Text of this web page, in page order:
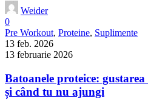
Weider
0
Pre Workout, Proteine, Suplimente
13 feb. 2026
13 februarie 2026
Batoanele proteice:
și când tu nu ajungi